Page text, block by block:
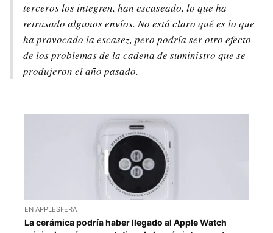
terceros los integren, han escaseado, lo que ha
retrasado algunos envíos. No está claro qué es lo que
ha provocado la escasez, pero podría ser otro efecto
de los problemas de la cadena de suministro que se
produjeron el año pasado.
EN APPLESFERA
La cerámica podría haber llegado al Apple Watch